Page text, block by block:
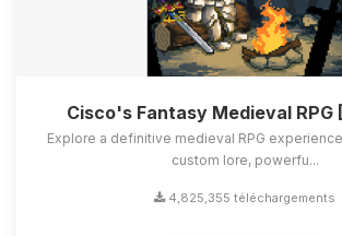
Cisco's Fantasy Medieval RPG
Explore a definitive medieval RPG
custom lore, powerfu...
4,825,355 téléchargements